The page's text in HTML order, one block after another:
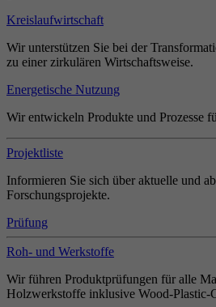
Kreislaufwirtschaft
Wir unterstützen Sie bei der
zu einer zirkulären Wirtschaftsweise.
Energetische Nutzung
Wir entwickeln Produkte und Prozesse
Projektliste
Informieren Sie sich über aktuelle und
Forschungsprojekte.
Prüfung
Roh- und Werkstoffe
Wir führen Produktprüfungen für alle
Holzwerkstoffe inklusive Wood-Plastic-